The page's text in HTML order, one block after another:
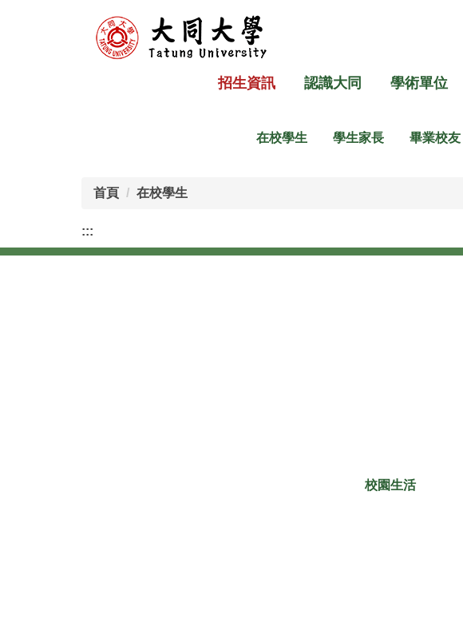
招生資訊 認識大同 學術單位
在校學生 學生家長 畢業校友
首頁 在校學生
:::
校園生活